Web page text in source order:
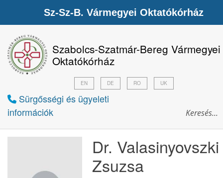
Szabolcs-Szatmár-Bereg Vármegyei
Oktatókórház
Sürgősségi és ügyeleti
információk
EN DE RO UK
Dr. Valasinyovszki
Zsuzsa
Sz-Sz-B. Vármegyei Oktatókórház